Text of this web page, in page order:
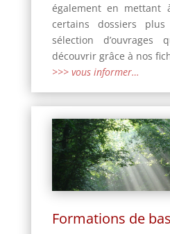
également en mettant
certains dossiers
sélection d’ouvrages
découvrir grâce à nos
>>> vous informer…
Formations de